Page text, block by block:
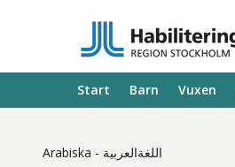
Start Barn Vuxen
Arabiska - اللغةالعربية